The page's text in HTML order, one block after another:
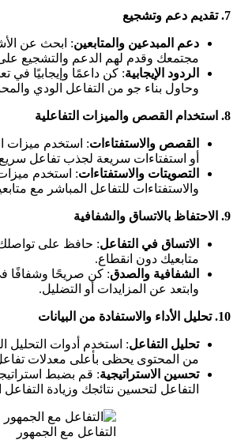
7. تقديم دعم وتشجيع
دعم المبدعين والمتابعين: ابحث عن
مجتمعك وقدم لهم الدعم والتشجيع
الردود الإيجابية: كن داعمًا وإيجابيًا في
وحاول بناء جو من التفاعل الودي
8. استخدام القصص والميزات التفاعلية
القصص والاستفتاءات: استخدم ميزات
أو استفتاءات سريعة لجذب تفاعل
التصويتات والاستفتاءات: استخدم
والاستفتاءات للتفاعل المباشر مع
9. الاحتفاظ بالاتساق والشفافية
الاتساق في التفاعل: حافظ على تواصلك
متابعيك دون انقطاع.
الشفافية والصدق: كن صريحًا وشفافًا
وابتعد عن المزايدات أو التضليل.
10. تحليل الأداء والاستفادة من البيانات
تحليل التفاعل: استخدم أدوات التحليل
من المحتوى يحظى بأعلى معدلات
تحسين الاستراتيجية: قم بضبط
التفاعل لتحسين نتائجك وزيادة
التفاعل مع الجمهور